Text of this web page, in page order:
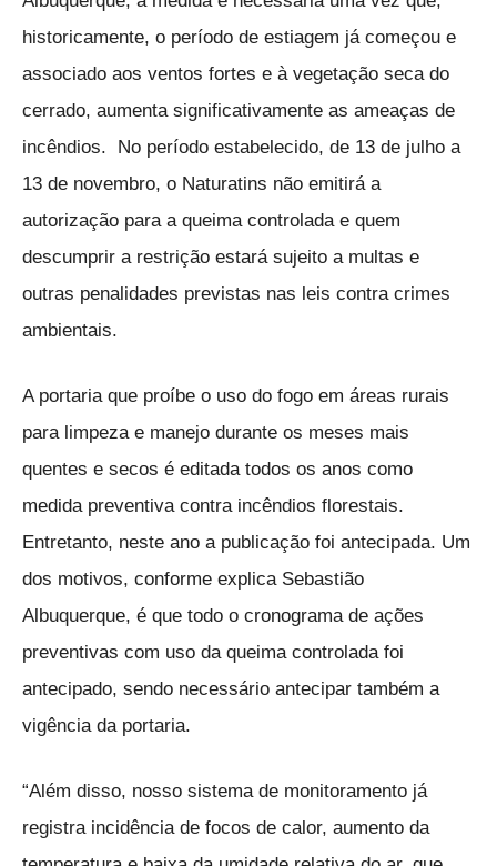
historicamente, o período de estiagem já começou e
associado aos ventos fortes e à vegetação seca do
cerrado, aumenta significativamente as ameaças de
incêndios. No período estabelecido, de 13 de julho a
13 de novembro, o Naturatins não emitirá a
autorização para a queima controlada e quem
descumprir a restrição estará sujeito a multas e
outras penalidades previstas nas leis contra crimes
ambientais.
A portaria que proíbe o uso do fogo em áreas rurais
para limpeza e manejo durante os meses mais
quentes e secos é editada todos os anos como
medida preventiva contra incêndios florestais.
Entretanto, neste ano a publicação foi antecipada. Um
dos motivos, conforme explica Sebastião
Albuquerque, é que todo o cronograma de ações
preventivas com uso da queima controlada foi
antecipado, sendo necessário antecipar também a
vigência da portaria.
“Além disso, nosso sistema de monitoramento já
registra incidência de focos de calor, aumento da